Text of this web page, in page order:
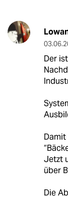
Der
Jetzt
über
Die